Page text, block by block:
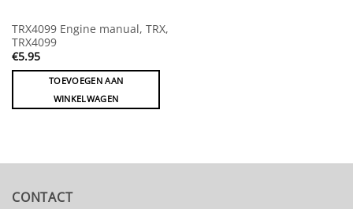
TRX4099 Engine manual, TRX,
TRX4099
€5.95
TOEVOEGEN AAN
WINKELWAGEN
CONTACT